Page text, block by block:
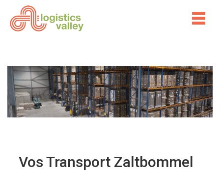
Vos Transport Zaltbommel